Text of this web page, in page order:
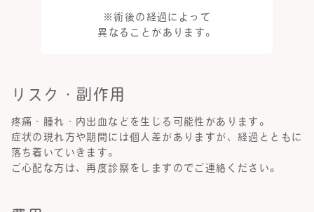
※術後の経過によって
異なることがあります。
リスク・副作用
疼痛・腫れ・内出血などを生じる可能性があります。
症状の現れ方や期間には個人差がありますが、経過とともに
落ち着いていきます。
ご心配な方は、再度診察をしますのでご連絡ください。